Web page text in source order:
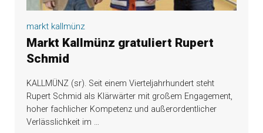
markt kallmünz
Markt Kallmünz gratuliert Rupert
Schmid
KALLMÜNZ (sr). Seit einem Vierteljahrhundert steht
Rupert Schmid als Klärwärter mit großem Engagement,
hoher fachlicher Kompetenz und außerordentlicher
Verlässlichkeit im …